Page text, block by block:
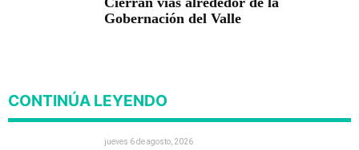
Gobernación del Valle
CONTINÚA LEYENDO
jueves 6 de agosto, 2026